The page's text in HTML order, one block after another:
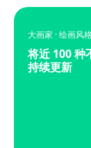
大画家 · 绘画风
将近 100 种
持续更新